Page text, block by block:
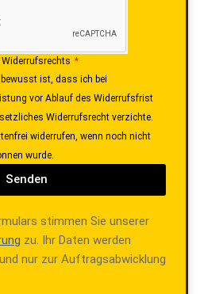
ist, dass ich bei
vor Ablauf des Widerrufsfrist
Widerrufsrecht verzichte.
widerrufen, wenn noch nicht
wurde.
Senden
stimmen Sie unserer
zu. Ihr Daten werden
nur zur Auftragsabwicklung